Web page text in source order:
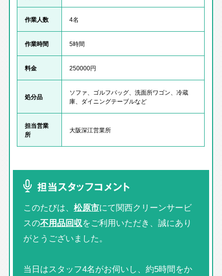
作業人数 4名
作業時間 5時間
料金 250000円
処分品
ソファ、ゴルフバッグ、洗面所ワゴン、冷蔵
庫、ダイニングテーブルなど
担当営業
所
大阪深江営業所
担当スタッフコメント
このたびは、 松原市にて関西クリーンサービ
スの不用品回収をご利用いただき、誠にあり
がとうございました。
当日はスタッフ4名がお伺いし、約5時間をか